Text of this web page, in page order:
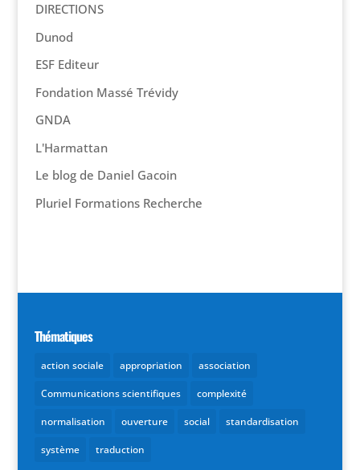
DIRECTIONS
Dunod
ESF Editeur
Fondation Massé Trévidy
GNDA
L'Harmattan
Le blog de Daniel Gacoin
Pluriel Formations Recherche
Thématiques
action sociale appropriation association
Communications scientifiques complexité
normalisation ouverture social standardisation
système traduction